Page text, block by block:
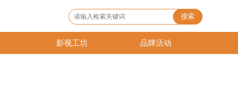
搜索
影视工坊 品牌活动